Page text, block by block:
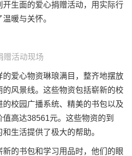
生面的爱心捐赠活动，用实际行
暖与关怀。
赠活动现场
爱心物资琳琅满目，整齐地摆放
风景线。这些物资包括崭新的校
校园广播系统、精美的书包以及
高达38561元。这些物资的到
生活提供了极大的帮助。
的书包和学习用品时，他们的眼